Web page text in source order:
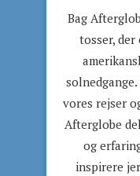
Bag
tosser, der
vores rejser
Afterglobe
og
inspirere